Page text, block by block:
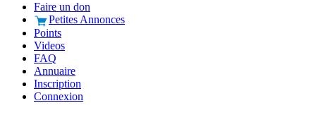
Faire un don
Petites Annonces
Points
Videos
FAQ
Annuaire
Inscription
Connexion